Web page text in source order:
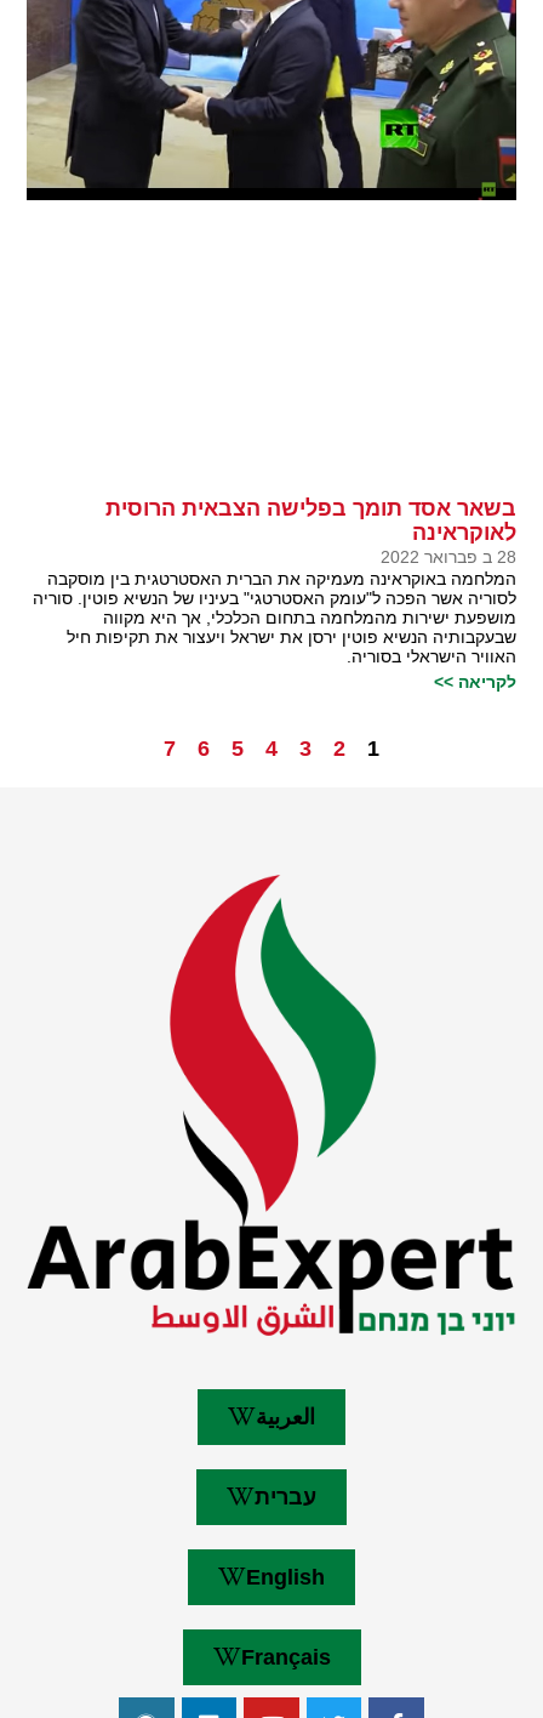
בשאר אסד תומך בפלישה הצבאית הרוסית
לאוקראינה
28 ב פברואר 2022
המלחמה באוקראינה מעמיקה את הברית האסטרטגית בין מוסקבה
לסוריה אשר הפכה ל"עומק האסטרטגי" בעיניו של הנשיא פוטין. סוריה
מושפעת ישירות מהמלחמה בתחום הכלכלי, אך היא מקווה
שבעקבותיה הנשיא פוטין ירסן את ישראל ויעצור את תקיפות חיל
האוויר הישראלי בסוריה.
לקריאה >>
1
2
3
4
5
6
7
العربية
עברית
English
Français